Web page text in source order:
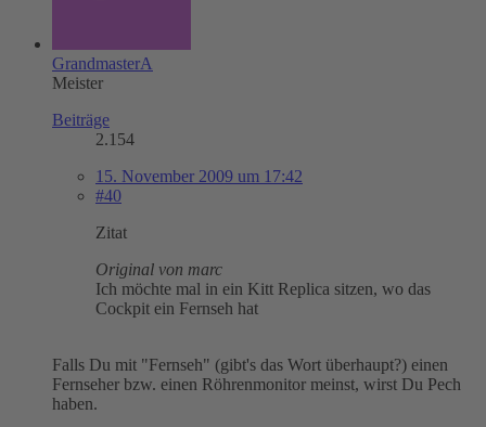
GrandmasterA
Meister
Beiträge
2.154
15. November 2009 um 17:42
#40
Zitat
Original von marc
Ich möchte mal in ein Kitt Replica sitzen, wo das
Cockpit ein Fernseh hat
Falls Du mit "Fernseh" (gibt's das Wort überhaupt?) einen
Fernseher bzw. einen Röhrenmonitor meinst, wirst Du Pech
haben.